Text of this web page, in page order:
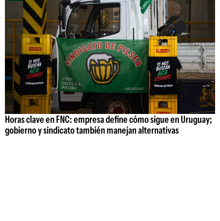
Horas clave en FNC: empresa define cómo sigue en Uruguay;
gobierno y sindicato también manejan alternativas